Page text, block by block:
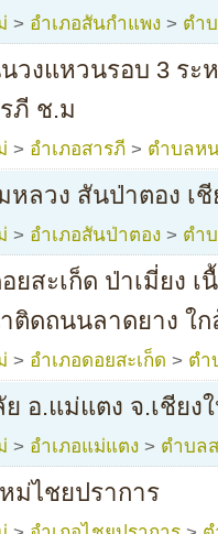
> อำเภอสันกำแพง > ตำ
วงแหวนรอบ 3 ระ
ภี ช.ม
> อำเภอสารภี > ตำบลห
ลวง สันป่าตอง เชี
> อำเภอสันป่าตอง > ตำ
สะเก็ด ป่าเมี่ยง เ
ติดถนนลาดยาง ใ
> อำเภอดอยสะเก็ด > ตำ
อ.แม่แตง จ.เชียง
> อำเภอแม่แตง > ตำบล
ม่ไชยปราการ